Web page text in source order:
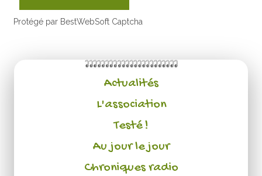
Protégé par BestWebSoft Captcha
Actualités
L'association
Testé !
Au jour le jour
Chroniques radio